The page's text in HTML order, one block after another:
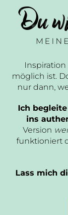
Du
möglich ist.
nur dann,
Ich
ins
Version
funktioniert
Lass mich